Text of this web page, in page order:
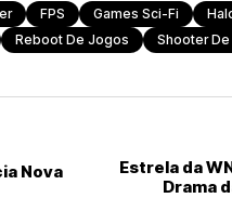
FPS Games Sci-Fi
Reboot De Jogos Shooter De
Nova
Estrela da
Drama